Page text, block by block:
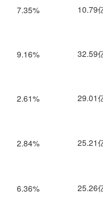
7.35% 10.79
9.16% 32.59
2.61% 29.01
2.84% 25.21
6.36% 25.26